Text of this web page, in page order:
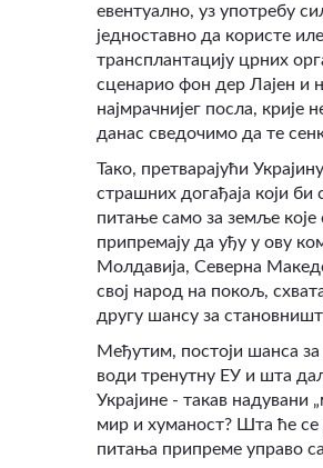
евентуално, уз употребу
једноставно да користе
трансплантацију црних
сценарио фон дер Лајен и
најмрачнијег посла,
данас сведочимо да те
Тако, претварајући
страшних догађаја који
питање само за земље које
припремају да уђу у ову
Молдавија, Северна
свој народ на покољ,
другу шансу за
Међутим, постоји шанса
води тренутну ЕУ и шта
Украјине - такав надувани
мир и хуманост? Шта ће се
питања припреме управо